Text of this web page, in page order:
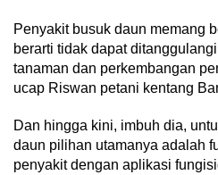
Penyakit busuk daun memang
berarti tidak dapat
tanaman dan perkembangan
ucap Riswan petani kentang
Dan hingga kini, imbuh dia,
daun pilihan utamanya adalah
penyakit dengan aplikasi